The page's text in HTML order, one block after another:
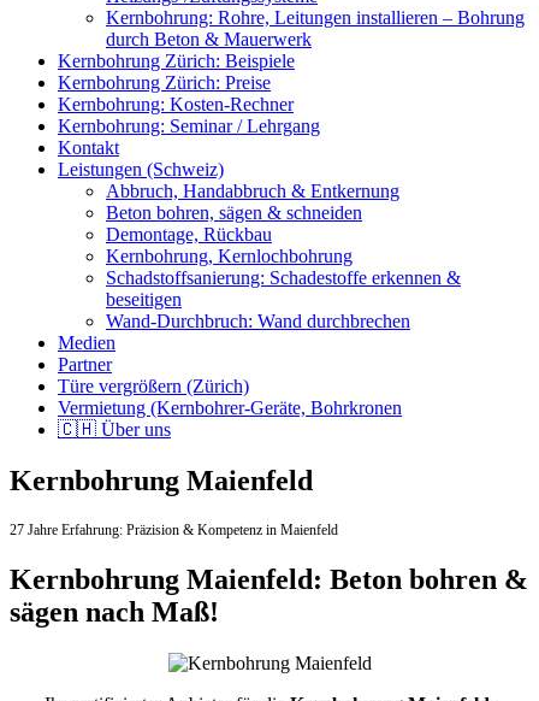
Kernbohrung: Rohre, Leitungen installieren – Bohrung
durch Beton & Mauerwerk
Kernbohrung Zürich: Beispiele
Kernbohrung Zürich: Preise
Kernbohrung: Kosten-Rechner
Kernbohrung: Seminar / Lehrgang
Kontakt
Leistungen (Schweiz)
Abbruch, Handabbruch & Entkernung
Beton bohren, sägen & schneiden
Demontage, Rückbau
Kernbohrung, Kernlochbohrung
Schadstoffsanierung: Schadestoffe erkennen &
beseitigen
Wand-Durchbruch: Wand durchbrechen
Medien
Partner
Türe vergrößern (Zürich)
Vermietung (Kernbohrer-Geräte, Bohrkronen
🇨🇭 Über uns
Kernbohrung Maienfeld
27 Jahre Erfahrung: Präzision & Kompetenz in Maienfeld
Kernbohrung Maienfeld: Beton bohren &
sägen nach Maß!